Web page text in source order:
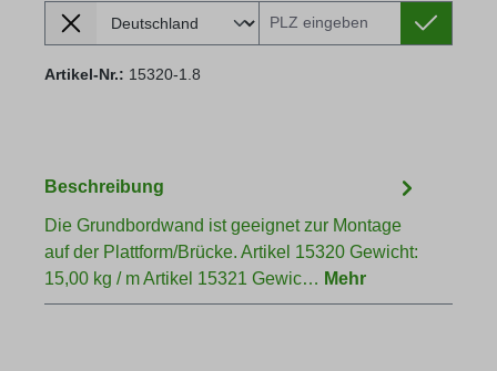
Lieferland
Versandkosten berechnen:
Artikel-Nr.: 15320-1.8
Beschreibung
Die Grundbordwand ist geeignet zur Montage
auf der Plattform/Brücke. Artikel 15320 Gewicht:
15,00 kg / m Artikel 15321 Gewic… Mehr